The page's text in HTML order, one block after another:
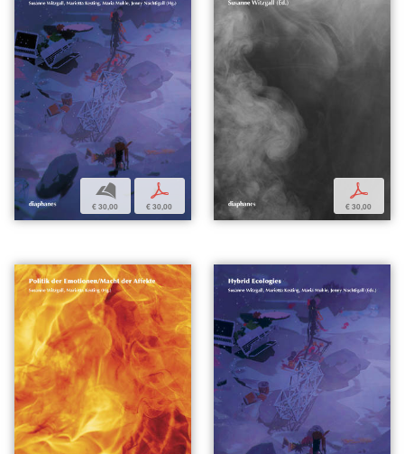
b
€ 30,00
p
€ 30,00
p
€ 30,00